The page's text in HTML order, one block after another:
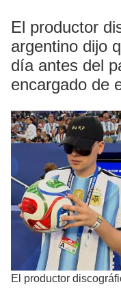
El productor
argentino dijo
día antes del
encargado de
El productor